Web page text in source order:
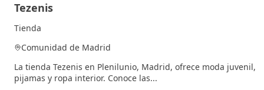
Tezenis
Tienda
Comunidad de Madrid
La tienda Tezenis en Plenilunio, Madrid, ofrece moda juvenil,
pijamas y ropa interior. Conoce las...